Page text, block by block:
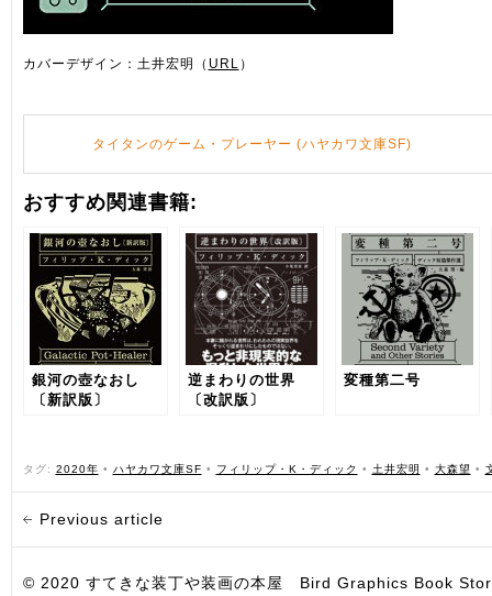
カバーデザイン：土井宏明（ URL ）
タイタンのゲーム・プレーヤー (ハヤカワ文庫SF)
おすすめ関連書籍:
銀河の壺なおし
〔新訳版〕
逆まわりの世界
〔改訳版〕
変種第二号
タグ: 2020年 • ハヤカワ文庫SF • フィリップ・K・ディック • 土井宏明 • 大森望 •
Previous article
© 2020 すてきな装丁や装画の本屋 Bird Graphics Book